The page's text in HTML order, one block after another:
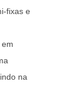
fixas e
na